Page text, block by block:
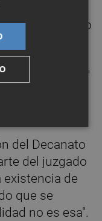
en este caso
jueza
y
"nada"
un API quien
del Decanato
del juzgado
existencia de
que se
no es esa".